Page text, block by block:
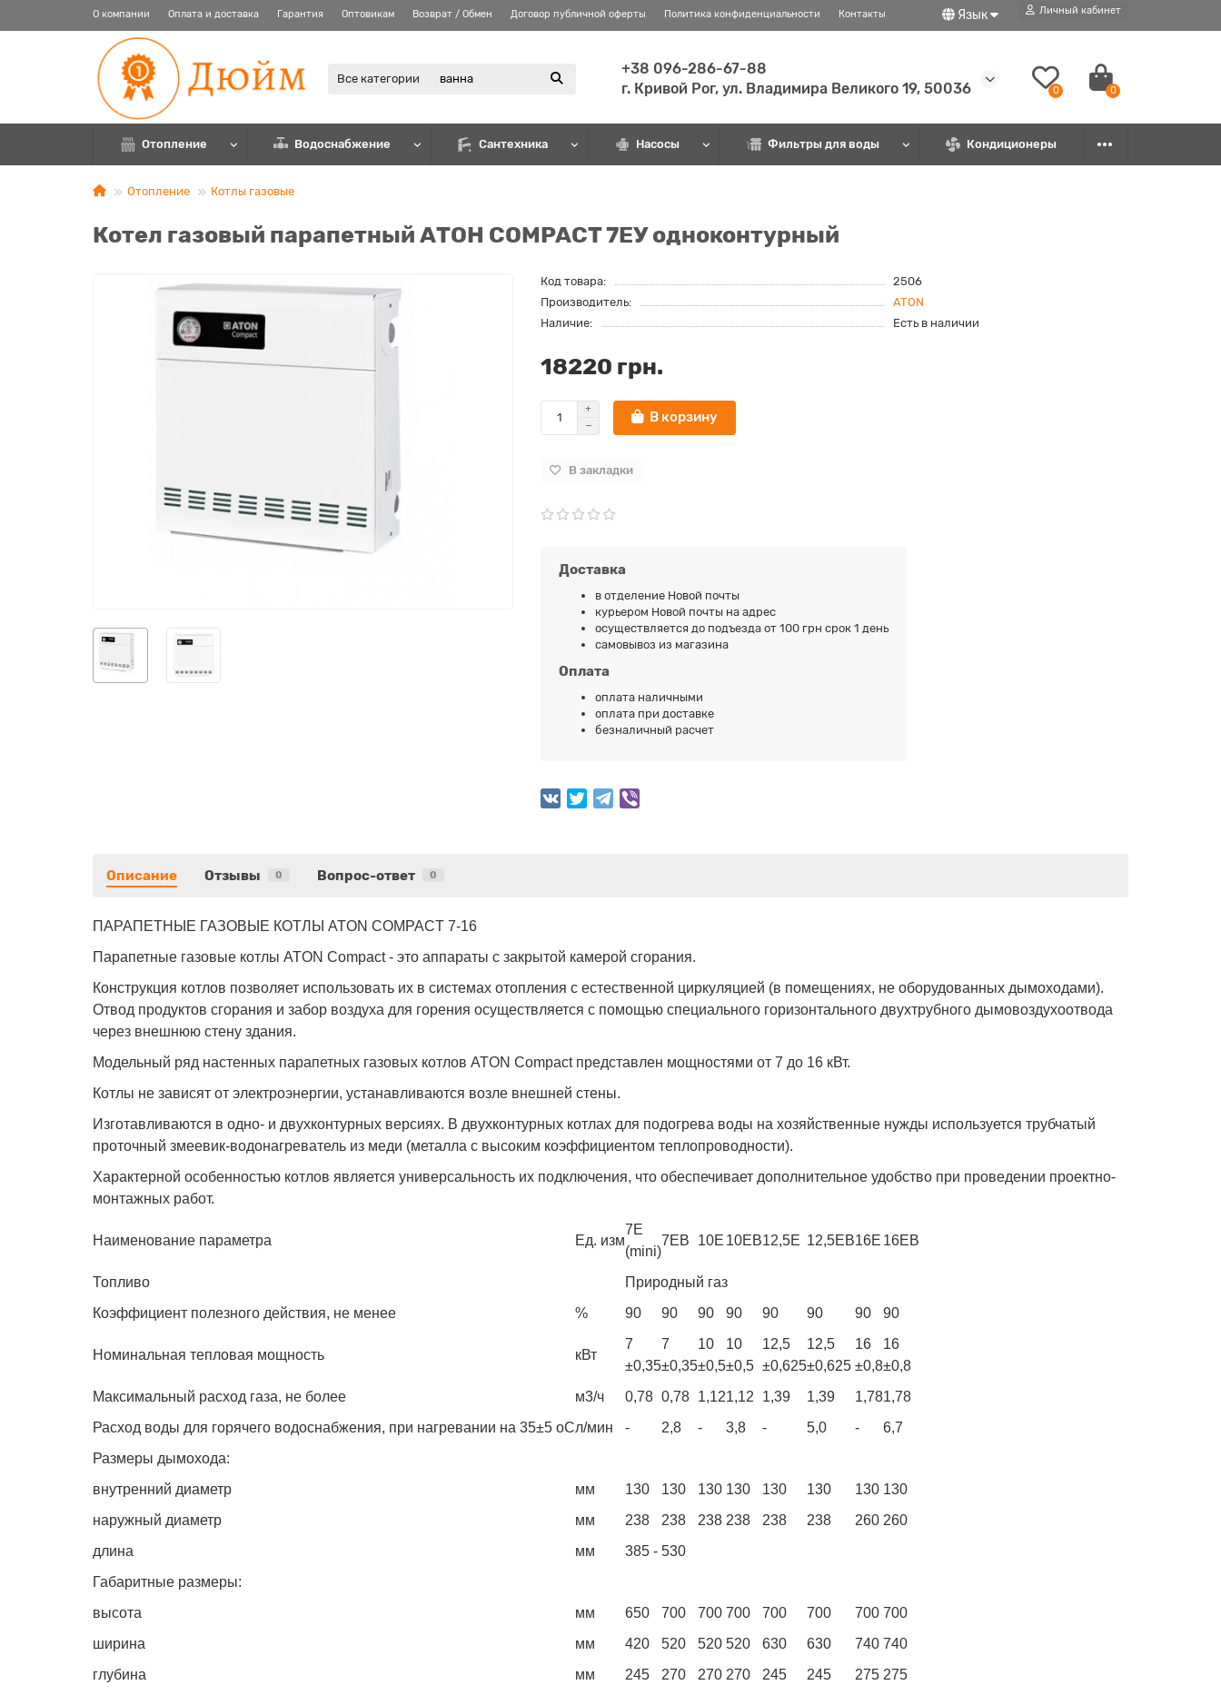
О компании Оплата и доставка Гарантия Оптовикам Возврат / Обмен Договор публичной оферты Политика конфиденциальности Контакты Язык Личный кабинет
Все категории
+38 096-286-67-88
г. Кривой Рог, ул. Владимира Великого 19, 50036
0 0
Отопление Водоснабжение Сантехника Насосы Фильтры для воды Кондиционеры
Отопление Котлы газовые
Котел газовый парапетный АТОН COMPACT 7ЕУ одноконтурный
Код товара:
2506
Производитель:
ATON
Наличие:
Есть в наличии
18220 грн.
В корзину
В закладки
Доставка
в отделение Новой почты
курьером Новой почты на адрес
осуществляется до подъезда от 100 грн срок 1 день
самовывоз из магазина
Оплата
оплата наличными
оплата при доставке
безналичный расчет
Описание Отзывы 0 Вопрос-ответ 0
ПАРАПЕТНЫЕ ГАЗОВЫЕ КОТЛЫ ATON COMPACT 7-16
Парапетные газовые котлы ATON Compact - это аппараты с закрытой камерой сгорания.
Конструкция котлов позволяет использовать их в системах отопления с естественной циркуляцией (в помещениях, не оборудованных дымоходами).
Отвод продуктов сгорания и забор воздуха для горения осуществляется с помощью специального горизонтального двухтрубного дымовоздухоотвода
через внешнюю стену здания.
Модельный ряд настенных парапетных газовых котлов ATON Compact представлен мощностями от 7 до 16 кВт.
Котлы не зависят от электроэнергии, устанавливаются возле внешней стены.
Изготавливаются в одно- и двухконтурных версиях. В двухконтурных котлах для подогрева воды на хозяйственные нужды используется трубчатый
проточный змеевик-водонагреватель из меди (металла с высоким коэффициентом теплопроводности).
Характерной особенностью котлов является универсальность их подключения, что обеспечивает дополнительное удобство при проведении проектно-
монтажных работ.
Наименование параметра Ед. изм
7Е
(mini)
7EB 10Е 10ЕВ12,5Е 12,5ЕВ16Е 16ЕВ
Топливо
Природный газ
Коэффициент полезного действия, не менее
% 90 90 90 90 90 90 90 90
Номинальная тепловая мощность кВт
7
±0,35
7
±0,35
10
±0,5
10
±0,5
12,5
±0,625
12,5
±0,625
16
±0,8
16
±0,8
Максимальный расход газа, не более
м3/ч 0,78 0,78 1,121,12 1,39 1,39 1,781,78
Расход воды для горячего водоснабжения, при нагревании на 35±5 оСл/мин - 2,8 - 3,8 - 5,0 -
6,7
Размеры дымохода:
внутренний диаметр
мм 130 130 130 130 130 130 130 130
наружный диаметр
мм 238 238 238 238 238 238 260 260
длина
мм
385 - 530
Габаритные размеры:
высота
мм 650 700 700 700 700 700 700 700
ширина
мм 420 520 520 520 630 630 740 740
глубина
мм 245 270 270 270 245 245 275 275